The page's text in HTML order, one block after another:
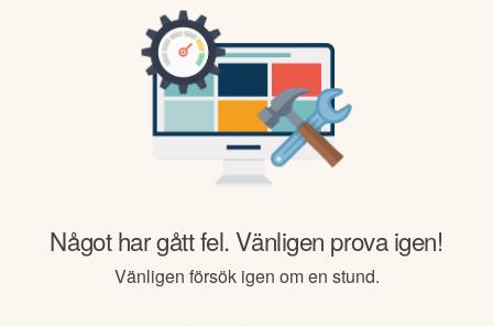
Något har gått fel. Vänligen prova igen!
Vänligen försök igen om en stund.